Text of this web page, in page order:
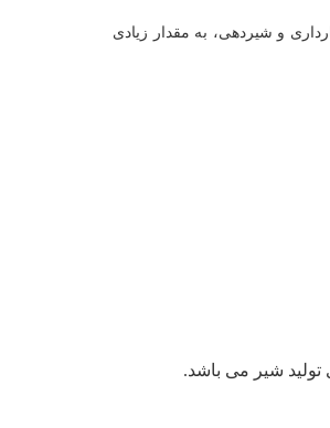
و شیردهی، به مقدار زیادی
تولید شیر می باشد.